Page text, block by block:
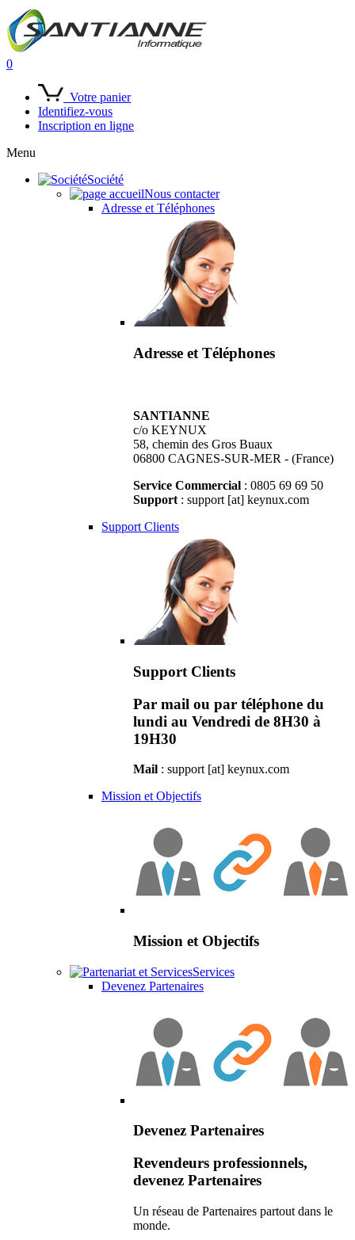
0
Votre panier
Identifiez-vous
Inscription en ligne
Menu
Société
Nous contacter
Adresse et Téléphones
Adresse et Téléphones
SANTIANNE
c/o KEYNUX
58, chemin des Gros Buaux
06800 CAGNES-SUR-MER - (France)
Service Commercial : 0805 69 69 50
Support : support [at] keynux.com
Support Clients
Support Clients
Par mail ou par téléphone du
lundi au Vendredi de 8H30 à
19H30
Mail : support [at] keynux.com
Mission et Objectifs
Mission et Objectifs
Services
Devenez Partenaires
Devenez Partenaires
Revendeurs professionnels,
devenez Partenaires
Un réseau de Partenaires partout dans le
monde.